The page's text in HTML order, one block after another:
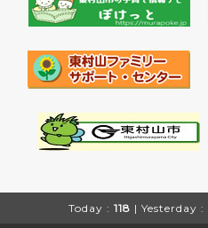
Today : 118 | Yesterday :